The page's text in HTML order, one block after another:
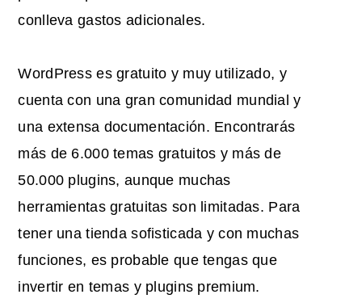
conlleva gastos adicionales.
WordPress es gratuito y muy utilizado, y
cuenta con una gran comunidad mundial y
una extensa documentación. Encontrarás
más de 6.000 temas gratuitos y más de
50.000 plugins, aunque muchas
herramientas gratuitas son limitadas. Para
tener una tienda sofisticada y con muchas
funciones, es probable que tengas que
invertir en temas y plugins premium.